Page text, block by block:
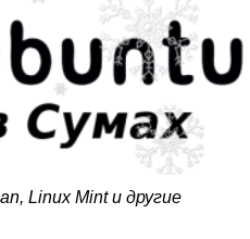
Linux Mint и другие